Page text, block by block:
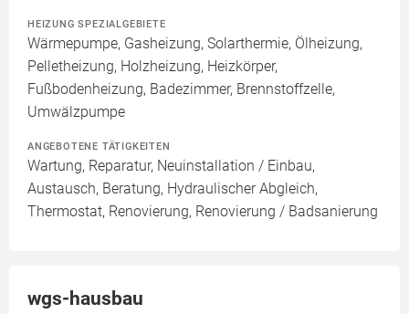
HEIZUNG SPEZIALGEBIETE
Wärmepumpe, Gasheizung, Solarthermie, Ölheizung,
Pelletheizung, Holzheizung, Heizkörper,
Fußbodenheizung, Badezimmer, Brennstoffzelle,
Umwälzpumpe
ANGEBOTENE TÄTIGKEITEN
Wartung, Reparatur, Neuinstallation / Einbau,
Austausch, Beratung, Hydraulischer Abgleich,
Thermostat, Renovierung, Renovierung / Badsanierung
wgs-hausbau